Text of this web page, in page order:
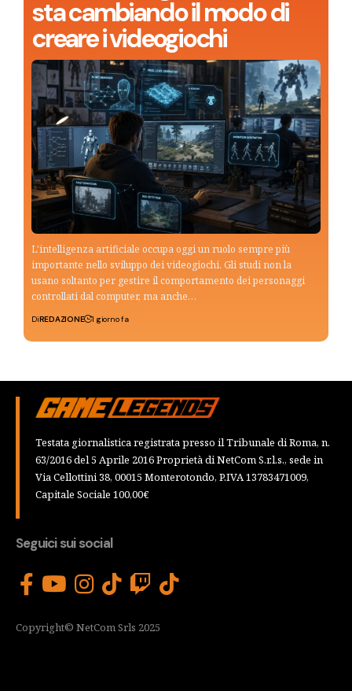
sta cambiando il modo di
creare i videogiochi
L'intelligenza artificiale occupa oggi un ruolo sempre più
importante nello sviluppo dei videogiochi. Gli studi non la
usano soltanto per gestire il comportamento dei personaggi
controllati dal computer, ma anche…
DiREDAZIONE 1 giorno fa
Testata giornalistica registrata presso il Tribunale di Roma, n.
63/2016 del 5 Aprile 2016 Proprietà di NetCom S.r.l.s., sede in
Via Cellottini 38, 00015 Monterotondo, P.IVA 13783471009,
Capitale Sociale 100,00€
Seguici sui social
Copyright© NetCom Srls 2025